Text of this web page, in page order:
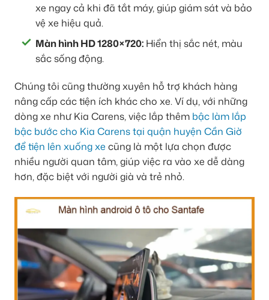
xe ngay cả khi đã tắt máy, giúp giám sát và bảo
vệ xe hiệu quả.
Màn hình HD 1280×720: Hiển thị sắc nét, màu
sắc sống động.
Chúng tôi cũng thường xuyên hỗ trợ khách hàng
nâng cấp các tiện ích khác cho xe. Ví dụ, với những
dòng xe như Kia Carens, việc lắp thêm bậc làm lắp
bậc bước cho Kia Carens tại quận huyện Cần Giờ
để tiện lên xuống xe cũng là một lựa chọn được
nhiều người quan tâm, giúp việc ra vào xe dễ dàng
hơn, đặc biệt với người già và trẻ nhỏ.